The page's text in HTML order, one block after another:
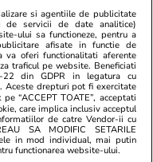
controlat în
11 ore. Miza:
12:17
simultan
în Europa: ce
si agentiile de publicitate
de servicii de date analitice)
ului sa functioneze, pentru a
afisate in functie de
va oferi functionalitati aferente
traficul pe website. Beneficiati
din GDPR in legatura cu
Aceste drepturi pot fi exercitate
“ACCEPT TOATE”, acceptati
care implica inclusiv acceptul
de catre Vendor-ii cu
SA MODIFIC SETARILE
in mod individual, mai putin
functionarea website-ului.